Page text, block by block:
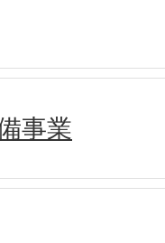
事業